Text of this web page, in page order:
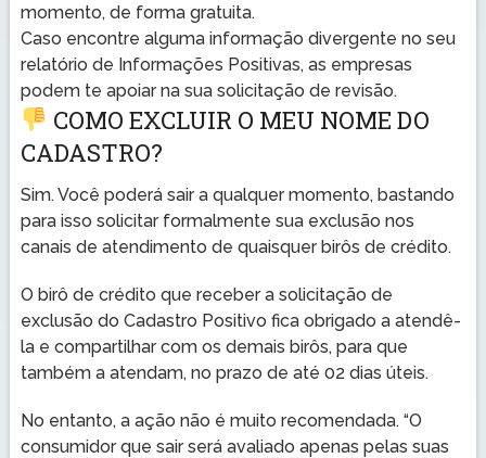
momento, de forma gratuita.
Caso encontre alguma informação divergente no seu
relatório de Informações Positivas, as empresas
podem te apoiar na sua solicitação de revisão.
COMO EXCLUIR O MEU NOME DO
CADASTRO?
Sim. Você poderá sair a qualquer momento, bastando
para isso solicitar formalmente sua exclusão nos
canais de atendimento de quaisquer birôs de crédito.
O birô de crédito que receber a solicitação de
exclusão do Cadastro Positivo fica obrigado a atendê-
la e compartilhar com os demais birôs, para que
também a atendam, no prazo de até 02 dias úteis.
No entanto, a ação não é muito recomendada. “O
consumidor que sair será avaliado apenas pelas suas